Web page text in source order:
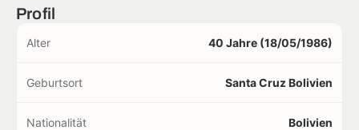
Profil
Alter 40 Jahre (18/05/1986)
Geburtsort Santa Cruz Bolivien
Nationalität Bolivien